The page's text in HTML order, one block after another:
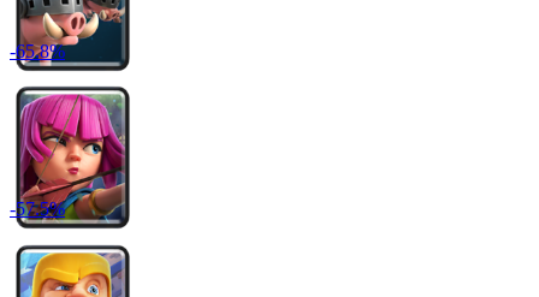
-65.8%
-57.5%